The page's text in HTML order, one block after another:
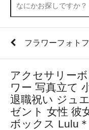
フラワーフォト
アクセサリー
ワー 写真立て
退職祝い ジュ
ゼント 女性 彼
ボックス Lulu